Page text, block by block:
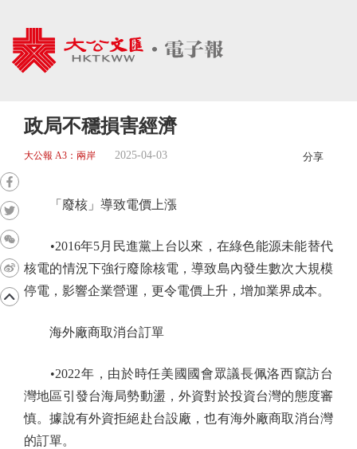
政局不穩損害經濟
大公報 A3：兩岸 2025-04-03 分享
「廢核」導致電價上漲
•2016年5月民進黨上台以來，在綠色能源未能替代
核電的情況下強行廢除核電，導致島內發生數次大規模
停電，影響企業營運，更令電價上升，增加業界成本。
海外廠商取消台訂單
•2022年，由於時任美國國會眾議長佩洛西竄訪台
灣地區引發台海局勢動盪，外資對於投資台灣的態度審
慎。據說有外資拒絕赴台設廠，也有海外廠商取消台灣
的訂單。